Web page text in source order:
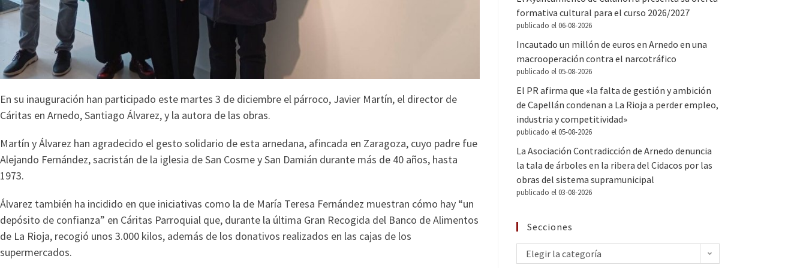
En su inauguración han participado este martes 3 de diciembre el párroco, Javier Martín, el director de
Cáritas en Arnedo, Santiago Álvarez, y la autora de las obras.
Martín y Álvarez han agradecido el gesto solidario de esta arnedana, afincada en Zaragoza, cuyo padre fue
Alejando Fernández, sacristán de la iglesia de San Cosme y San Damián durante más de 40 años, hasta
1973.
Álvarez también ha incidido en que iniciativas como la de María Teresa Fernández muestran cómo hay “un
depósito de confianza” en Cáritas Parroquial que, durante la última Gran Recogida del Banco de Alimentos
de La Rioja, recogió unos 3.000 kilos, además de los donativos realizados en las cajas de los
supermercados.
formativa cultural para el curso 2026/2027
publicado el 06-08-2026
Incautado un millón de euros en Arnedo en una
macrooperación contra el narcotráfico
publicado el 05-08-2026
El PR afirma que «la falta de gestión y ambición
de Capellán condenan a La Rioja a perder empleo,
industria y competitividad»
publicado el 05-08-2026
La Asociación Contradicción de Arnedo denuncia
la tala de árboles en la ribera del Cidacos por las
obras del sistema supramunicipal
publicado el 03-08-2026
Secciones
Elegir la categoría